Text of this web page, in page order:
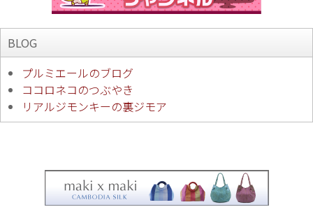
BLOG
プルミエールのブログ
ココロネコのつぶやき
リアルジモンキーの裏ジモア